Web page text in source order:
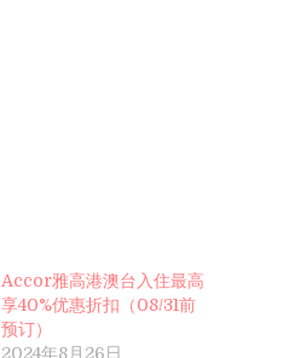
Accor雅高港澳台入住最高
享40%优惠折扣（08/31前
预订）
2024年8月26日